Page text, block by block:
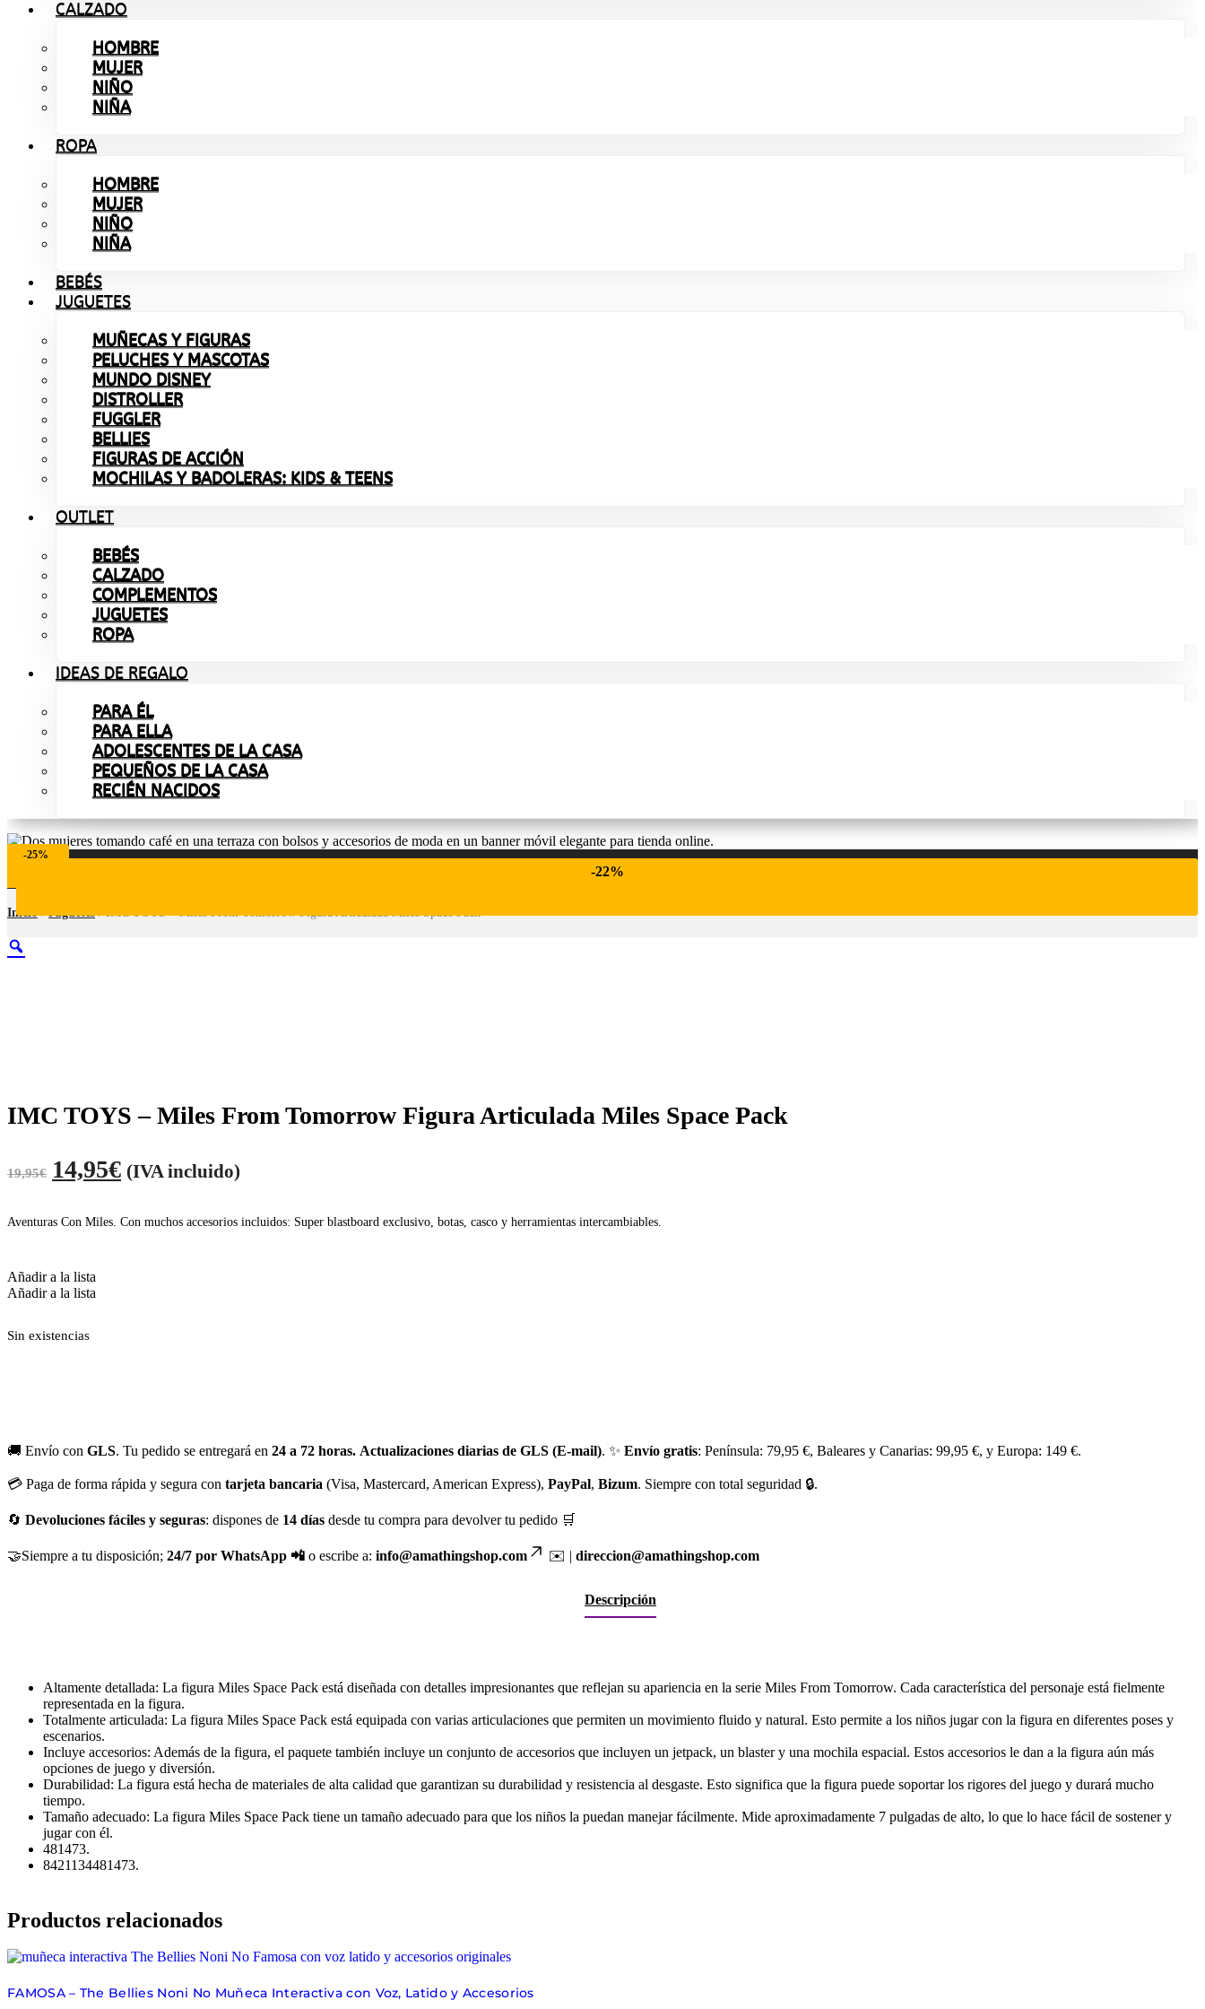
CALZADO
HOMBRE
MUJER
NIÑO
NIÑA
ROPA
HOMBRE
MUJER
NIÑO
NIÑA
BEBÉS
JUGUETES
MUÑECAS Y FIGURAS
PELUCHES Y MASCOTAS
MUNDO DISNEY
DISTROLLER
FUGGLER
BELLIES
FIGURAS DE ACCIÓN
MOCHILAS Y BADOLERAS: KIDS & TEENS
OUTLET
BEBÉS
CALZADO
COMPLEMENTOS
JUGUETES
ROPA
IDEAS DE REGALO
PARA ÉL
PARA ELLA
ADOLESCENTES DE LA CASA
PEQUEÑOS DE LA CASA
RECIÉN NACIDOS
Inicio/Juguetes/ IMC TOYS – Miles From Tomorrow Figura Articulada Miles Space Pack
-25%
IMC TOYS – Miles From Tomorrow Figura Articulada Miles Space Pack
19,95€ 14,95€ (IVA incluido)
Aventuras Con Miles. Con muchos accesorios incluidos: Super blastboard exclusivo, botas, casco y herramientas intercambiables.
Añadir a la lista
Añadir a la lista
Sin existencias
🚚 Envío con GLS. Tu pedido se entregará en 24 a 72 horas. Actualizaciones diarias de GLS (E-mail). ✨ Envío gratis: Península: 79,95 €, Baleares y Canarias: 99,95 €, y Europa: 149 €.
💳 Paga de forma rápida y segura con tarjeta bancaria (Visa, Mastercard, American Express), PayPal, Bizum. Siempre con total seguridad 🔒.
🔄 Devoluciones fáciles y seguras: dispones de 14 días desde tu compra para devolver tu pedido 🛒
🤝Siempre a tu disposición; 24/7 por WhatsApp 📲 o escribe a: info@amathingshop.com ✉️ | direccion@amathingshop.com
Descripción
Altamente detallada: La figura Miles Space Pack está diseñada con detalles impresionantes que reflejan su apariencia en la serie Miles From Tomorrow. Cada característica del personaje está fielmente
representada en la figura.
Totalmente articulada: La figura Miles Space Pack está equipada con varias articulaciones que permiten un movimiento fluido y natural. Esto permite a los niños jugar con la figura en diferentes poses y
escenarios.
Incluye accesorios: Además de la figura, el paquete también incluye un conjunto de accesorios que incluyen un jetpack, un blaster y una mochila espacial. Estos accesorios le dan a la figura aún más
opciones de juego y diversión.
Durabilidad: La figura está hecha de materiales de alta calidad que garantizan su durabilidad y resistencia al desgaste. Esto significa que la figura puede soportar los rigores del juego y durará mucho
tiempo.
Tamaño adecuado: La figura Miles Space Pack tiene un tamaño adecuado para que los niños la puedan manejar fácilmente. Mide aproximadamente 7 pulgadas de alto, lo que lo hace fácil de sostener y
jugar con él.
481473.
8421134481473.
Productos relacionados
FAMOSA – The Bellies Noni No Muñeca Interactiva con Voz, Latido y Accesorios
-11%
-50%
-22%